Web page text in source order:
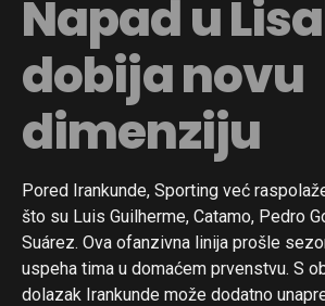
Napad u
dobija novu
dimenziju
Pored Irankunde, Sporting već
što su Luis Guilherme, Catamo, Pedro
Suárez. Ova ofanzivna linija prošle
uspeha tima u domaćem prvenstvu. S
dolazak Irankunde može dodatno